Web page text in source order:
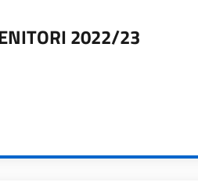
2022/23